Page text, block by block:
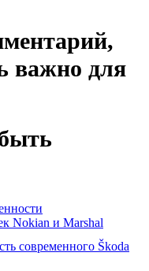
важно для
Nokian и Marshal
современного Škoda